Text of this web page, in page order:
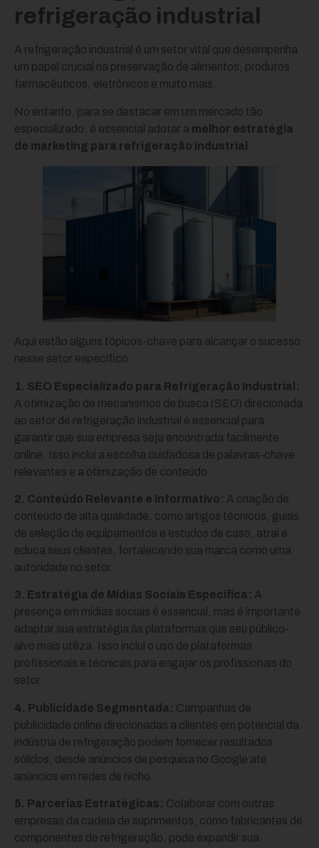
refrigeração industrial
A refrigeração industrial é um setor vital que desempenha
um papel crucial na preservação de alimentos, produtos
farmacêuticos, eletrônicos e muito mais.
No entanto, para se destacar em um mercado tão
especializado, é essencial adotar a melhor estratégia
de marketing para refrigeração industrial
Aqui estão alguns tópicos-chave para alcançar o sucesso
nesse setor específico:
1. SEO Especializado para Refrigeração Industrial:
A otimização de mecanismos de busca (SEO) direcionada
ao setor de refrigeração industrial é essencial para
garantir que sua empresa seja encontrada facilmente
online. Isso inclui a escolha cuidadosa de palavras-chave
relevantes e a otimização de conteúdo.
2. Conteúdo Relevante e Informativo: A criação de
conteúdo de alta qualidade, como artigos técnicos, guias
de seleção de equipamentos e estudos de caso, atrai e
educa seus clientes, fortalecendo sua marca como uma
autoridade no setor.
3. Estratégia de Mídias Sociais Específica: A
presença em mídias sociais é essencial, mas é importante
adaptar sua estratégia às plataformas que seu público-
alvo mais utiliza. Isso inclui o uso de plataformas
profissionais e técnicas para engajar os profissionais do
setor.
4. Publicidade Segmentada: Campanhas de
publicidade online direcionadas a clientes em potencial da
indústria de refrigeração podem fornecer resultados
sólidos, desde anúncios de pesquisa no Google até
anúncios em redes de nicho.
5. Parcerias Estratégicas: Colaborar com outras
empresas da cadeia de suprimentos, como fabricantes de
componentes de refrigeração, pode expandir sua